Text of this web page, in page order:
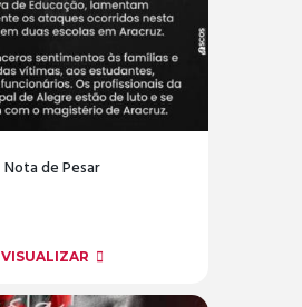
Nota de Pesar
VISUALIZAR